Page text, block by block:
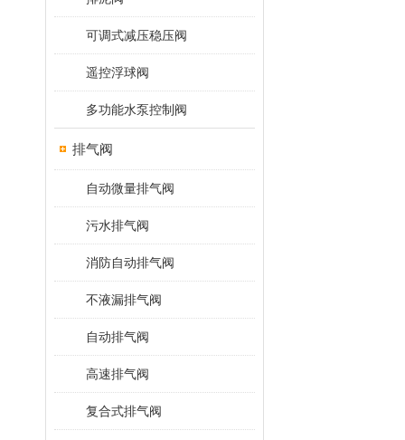
可调式减压稳压阀
遥控浮球阀
多功能水泵控制阀
排气阀
自动微量排气阀
污水排气阀
消防自动排气阀
不液漏排气阀
自动排气阀
高速排气阀
复合式排气阀